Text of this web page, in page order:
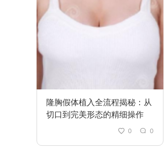
隆胸假体植入全流程揭秘：从
切口到完美形态的精细操作
0 0